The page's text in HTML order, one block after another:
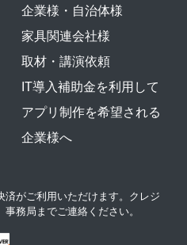
企業様・自治体様
家具関連会社様
取材・講演依頼
IT導入補助金を利用して
アプリ制作を希望される
企業様へ
済がご利用いただけます。クレジ
務局までご連絡ください。